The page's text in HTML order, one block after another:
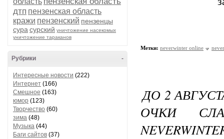
дтп пензенская область
кражи пензенский пензенцы
сура сурский уничтожение насекомых
уничтожение тараканов
-
Рубрики
Интересные новости (222)
Интернет (166)
Смешное (163)
юмор (123)
Творчество (60)
зима (48)
Музыка (44)
Баги сайтов (37)
Метки: neverwinter online
ДО 2
ОЧКИ